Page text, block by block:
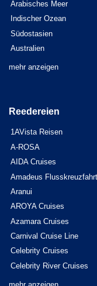
Arabisches Meer
Indischer Ozean
Südostasien
Australien
mehr anzeigen
Reedereien
1AVista Reisen
A-ROSA
AIDA Cruises
Amadeus
Aranui
AROYA Cruises
Azamara Cruises
Carnival Cruise Line
Celebrity Cruises
Celebrity River Cruises